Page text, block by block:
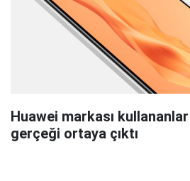
Huawei markası
gerçeği ortaya çıktı